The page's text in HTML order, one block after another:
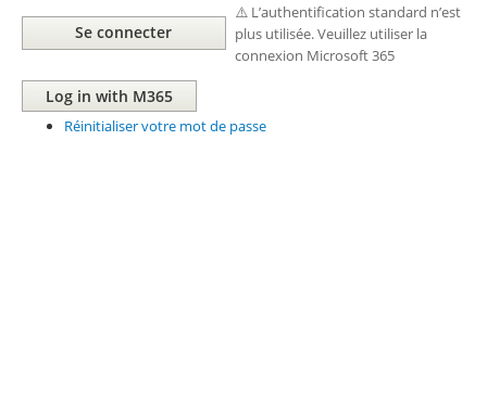
⚠️ L’authentification standard n’est
plus utilisée. Veuillez utiliser la
connexion Microsoft 365
Réinitialiser votre mot de passe